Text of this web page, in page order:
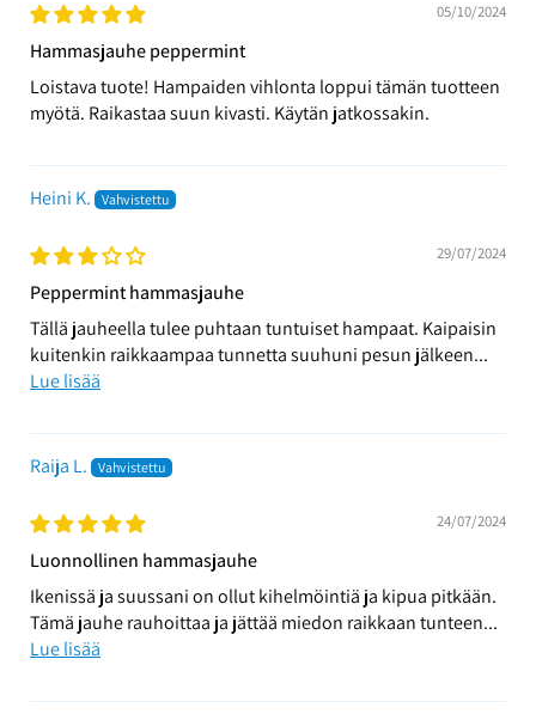
05/10/2024
Hammasjauhe peppermint
Loistava tuote! Hampaiden vihlonta loppui tämän tuotteen
myötä. Raikastaa suun kivasti. Käytän jatkossakin.
Heini K.
29/07/2024
Peppermint hammasjauhe
Tällä jauheella tulee puhtaan tuntuiset hampaat. Kaipaisin
kuitenkin raikkaampaa tunnetta suuhuni pesun jälkeen...
Lue lisää
Raija L.
24/07/2024
Luonnollinen hammasjauhe
Ikenissä ja suussani on ollut kihelmöintiä ja kipua pitkään.
Tämä jauhe rauhoittaa ja jättää miedon raikkaan tunteen...
Lue lisää